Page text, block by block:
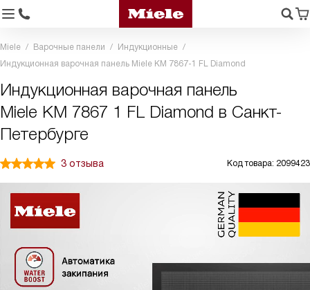
Miele Варочные панели
Индукционные
Индукционная варочная панель Miele KM 7867-1 FL Diamond
Индукционная варочная панель
Miele KM 7867 1 FL Diamond в Санкт-
Петербурге
3 отзыва Код товара: 2099423